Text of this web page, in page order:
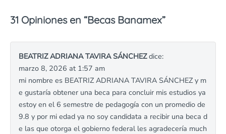
31 Opiniones en “Becas Banamex”
BEATRIZ ADRIANA TAVIRA SÁNCHEZdice:
marzo 8, 2026 at 1:57 am
mi nombre es BEATRIZ ADRIANA TAVIRA SÁNCHEZ y m
e gustaría obtener una beca para concluir mis estudios ya
estoy en el 6 semestre de pedagogía con un promedio de
9.8 y por mi edad ya no soy candidata a recibir una beca d
e las que otorga el gobierno federal les agradecería much